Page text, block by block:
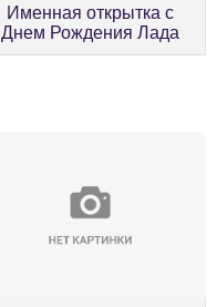
Именная открытка с
Днем Рождения Лада